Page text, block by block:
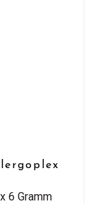
6 Gramm